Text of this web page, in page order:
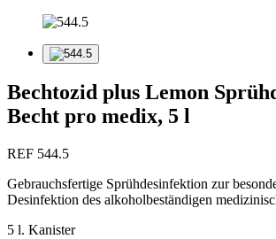
Bechtozid plus Lemon
Becht pro medix, 5 l
REF 544.5
Gebrauchsfertige Sprühdesinfektion zur
Desinfektion des alkoholbeständigen
5 l. Kanister